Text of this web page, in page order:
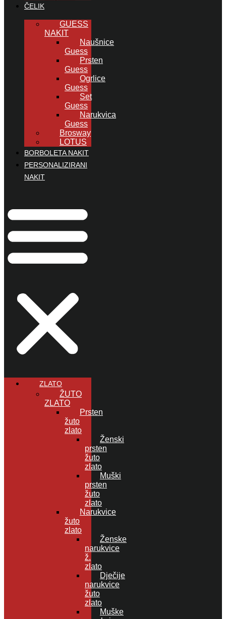
ČELIK
GUESS
NAKIT
Naušnice
Guess
Prsten
Guess
Ogrlice
Guess
Set
Guess
Narukvica
Guess
Brosway
LOTUS
BORBOLETA NAKIT
PERSONALIZIRANI
NAKIT
ZLATO
ŽUTO
ZLATO
Prsten
žuto
zlato
Ženski
prsten
žuto
zlato
Muški
prsten
žuto
zlato
Narukvice
žuto
zlato
Ženske
narukvice
ž.
zlato
Dječije
narukvice
žuto
zlato
Muške